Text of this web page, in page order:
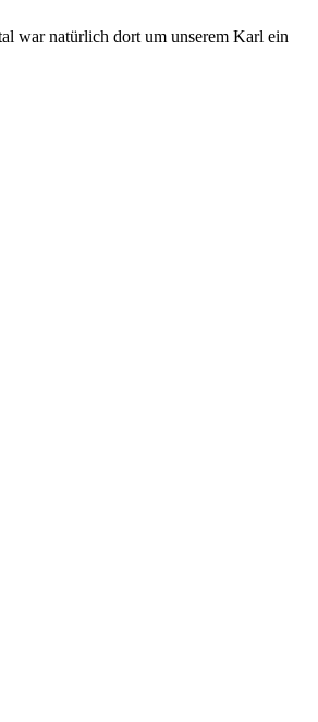
war natürlich dort um unserem Karl ein